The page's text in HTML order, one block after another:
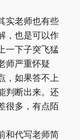
实老师也有些
，也是可以作
一下子突飞猛
师严重怀疑
，如果答不上
判断出来。还
很多，有点陌
和代写老师简